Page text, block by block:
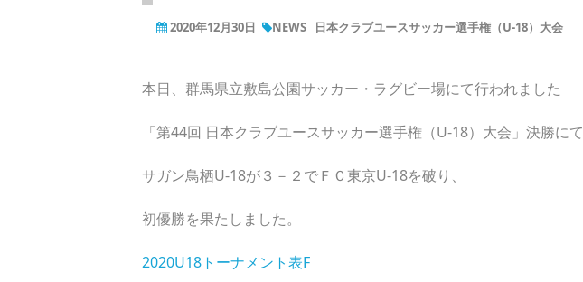
2020年12月30日 NEWS 日本クラブユースサッカー選手権（U-18）大会
本日、群馬県立敷島公園サッカー・ラグビー場にて行われました
「第44回 日本クラブユースサッカー選手権（U-18）大会」決勝にて
サガン鳥栖U-18が３－２でＦＣ東京U-18を破り、
初優勝を果たしました。
2020U18トーナメント表F